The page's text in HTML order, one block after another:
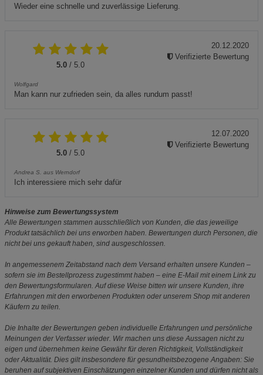
Wieder eine schnelle und zuverlässige Lieferung.
5.0 / 5.0
Wolfgard
Man kann nur zufrieden sein, da alles rundum passt!
20.12.2020
Verifizierte Bewertung
5.0 / 5.0
Andrea S. aus Werndorf
Ich interessiere mich sehr dafür
12.07.2020
Verifizierte Bewertung
Hinweise zum Bewertungssystem
Alle Bewertungen stammen ausschließlich von Kunden, die das jeweilige
Produkt tatsächlich bei uns erworben haben. Bewertungen durch Personen, die
nicht bei uns gekauft haben, sind ausgeschlossen.
In angemessenem Zeitabstand nach dem Versand erhalten unsere Kunden –
sofern sie im Bestellprozess zugestimmt haben – eine E-Mail mit einem Link zu
den Bewertungsformularen. Auf diese Weise bitten wir unsere Kunden, ihre
Erfahrungen mit den erworbenen Produkten oder unserem Shop mit anderen
Käufern zu teilen.
Die Inhalte der Bewertungen geben individuelle Erfahrungen und persönliche
Meinungen der Verfasser wieder. Wir machen uns diese Aussagen nicht zu
eigen und übernehmen keine Gewähr für deren Richtigkeit, Vollständigkeit
oder Aktualität. Dies gilt insbesondere für gesundheitsbezogene Angaben: Sie
beruhen auf subjektiven Einschätzungen einzelner Kunden und dürfen nicht als